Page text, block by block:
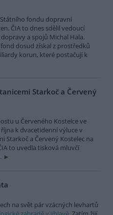
fondu dopravní
ČIA to dnes sdělil vedoucí
a spojů Michal Hala.
dosud získal z prostředků
korun, které postačují k
Starkoč a Červený
u Červeného Kostelce ve
k dvacetidenní výluce v
Starkoč a Červený Kostelec na
to uvedla tisková mluvčí
na svět pár vzácných levhartů